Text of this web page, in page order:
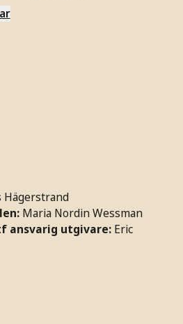
Maria Nordin Wessman
ansvarig utgivare: Eric